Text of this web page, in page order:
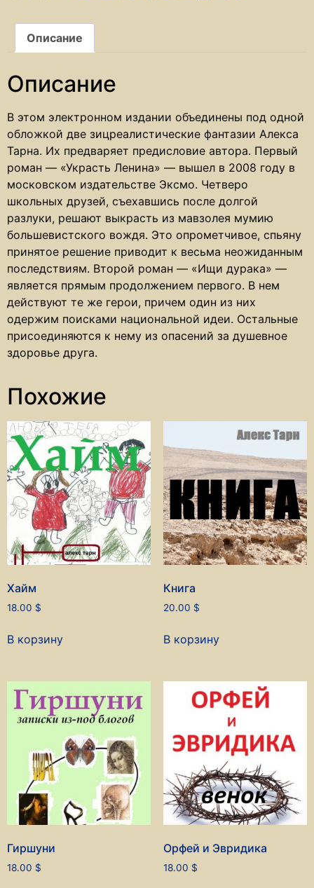
Описание
Описание
В этом электронном издании объединены под одной
обложкой две зицреалистические фантазии Алекса
Тарна. Их предваряет предисловие автора. Первый
роман — «Украсть Ленина» — вышел в 2008 году в
московском издательстве Эксмо. Четверо
школьных друзей, съехавшись после долгой
разлуки, решают выкрасть из мавзолея мумию
большевистского вождя. Это опрометчивое, спьяну
принятое решение приводит к весьма неожиданным
последствиям. Второй роман — «Ищи дурака» —
является прямым продолжением первого. В нем
действуют те же герои, причем один из них
одержим поисками национальной идеи. Остальные
присоединяются к нему из опасений за душевное
здоровье друга.
Похожие
Хайм
18.00 $
В корзину
Книга
20.00 $
В корзину
Гиршуни
18.00 $
Орфей и Эвридика
18.00 $